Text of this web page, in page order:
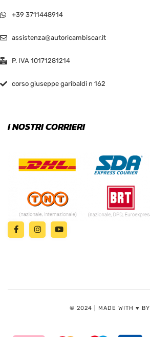
+39 3711448914
assistenza@autoricambiscar.it
P. IVA 10171281214
corso giuseppe garibaldi n 162
I NOSTRI CORRIERI
© 2024 | MADE WITH ♥️ BY